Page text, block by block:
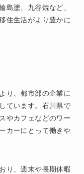
島塗、九谷焼など、
住生活がより豊かに
り、都市部の企業に
ています。石川県で
やカフェなどのワー
カーにとって働きや
り、週末や長期休暇